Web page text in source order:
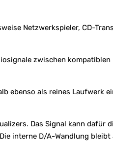
Netzwerkspieler, CD-
zwischen
ebenso als reines Laufwerk
Das Signal kann dafür
interne D/A-Wandlung bleibt